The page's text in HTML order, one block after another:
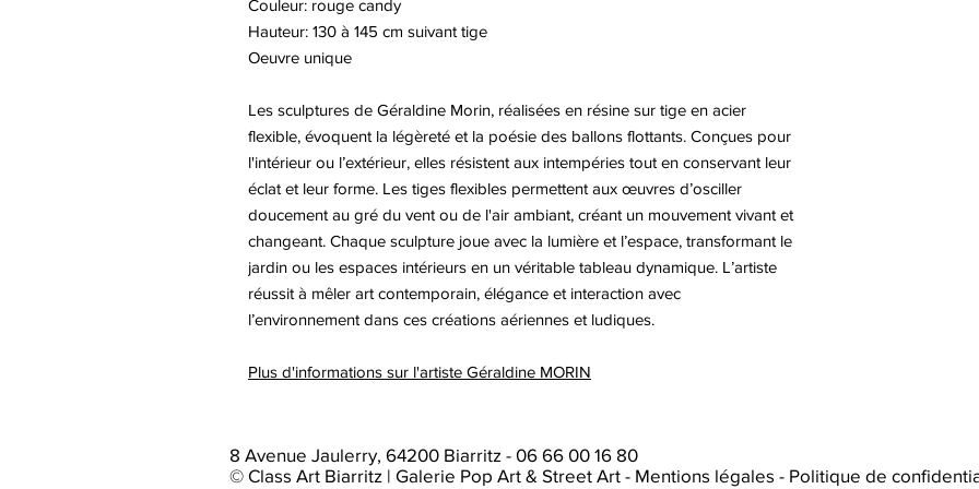
Couleur: rouge candy
Hauteur: 130 à 145 cm suivant tige
Oeuvre unique
Les sculptures de Géraldine Morin, réalisées en résine sur tige en acier
flexible, évoquent la légèreté et la poésie des ballons flottants. Conçues pour
l'intérieur ou l’extérieur, elles résistent aux intempéries tout en conservant leur
éclat et leur forme. Les tiges flexibles permettent aux œuvres d’osciller
doucement au gré du vent ou de l'air ambiant, créant un mouvement vivant et
changeant. Chaque sculpture joue avec la lumière et l’espace, transformant le
jardin ou les espaces intérieurs en un véritable tableau dynamique. L’artiste
réussit à mêler art contemporain, élégance et interaction avec
l’environnement dans ces créations aériennes et ludiques.
Plus d'informations sur l'artiste Géraldine MORIN
8 Avenue Jaulerry, 64200 Biarritz - 06 66 00 16 80
© Class Art Biarritz | Galerie Pop Art & Street Art - Mentions légales - Politique de